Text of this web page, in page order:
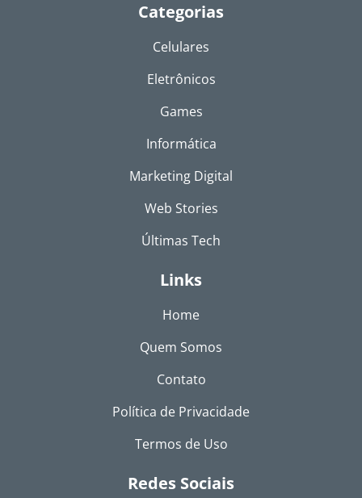
Categorias
Celulares
Eletrônicos
Games
Informática
Marketing Digital
Web Stories
Últimas Tech
Links
Home
Quem Somos
Contato
Política de Privacidade
Termos de Uso
Redes Sociais